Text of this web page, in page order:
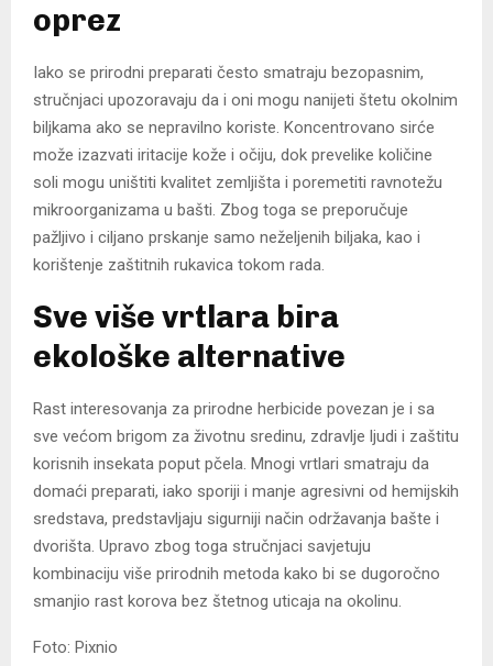
oprez
Iako se prirodni preparati često smatraju bezopasnim,
stručnjaci upozoravaju da i oni mogu nanijeti štetu okolnim
biljkama ako se nepravilno koriste. Koncentrovano sirće
može izazvati iritacije kože i očiju, dok prevelike količine
soli mogu uništiti kvalitet zemljišta i poremetiti ravnotežu
mikroorganizama u bašti. Zbog toga se preporučuje
pažljivo i ciljano prskanje samo neželjenih biljaka, kao i
korištenje zaštitnih rukavica tokom rada.
Sve više vrtlara bira
ekološke alternative
Rast interesovanja za prirodne herbicide povezan je i sa
sve većom brigom za životnu sredinu, zdravlje ljudi i zaštitu
korisnih insekata poput pčela. Mnogi vrtlari smatraju da
domaći preparati, iako sporiji i manje agresivni od hemijskih
sredstava, predstavljaju sigurniji način održavanja bašte i
dvorišta. Upravo zbog toga stručnjaci savjetuju
kombinaciju više prirodnih metoda kako bi se dugoročno
smanjio rast korova bez štetnog uticaja na okolinu.
Foto: Pixnio